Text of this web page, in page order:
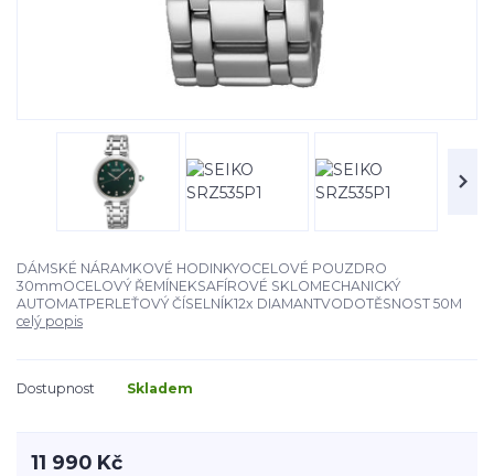
DÁMSKÉ NÁRAMKOVÉ HODINKYOCELOVÉ POUZDRO
30mmOCELOVÝ ŘEMÍNEKSAFÍROVÉ SKLOMECHANICKÝ
AUTOMATPERLEŤOVÝ ČÍSELNÍK12x DIAMANTVODOTĚSNOST 50M
celý popis
Dostupnost Skladem
11 990 Kč